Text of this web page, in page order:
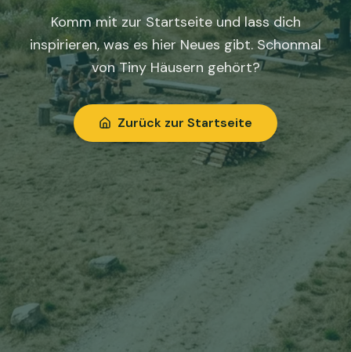
Komm mit zur Startseite und lass dich
inspirieren, was es hier Neues gibt. Schonmal
von Tiny Häusern gehört?
Zurück zur Startseite